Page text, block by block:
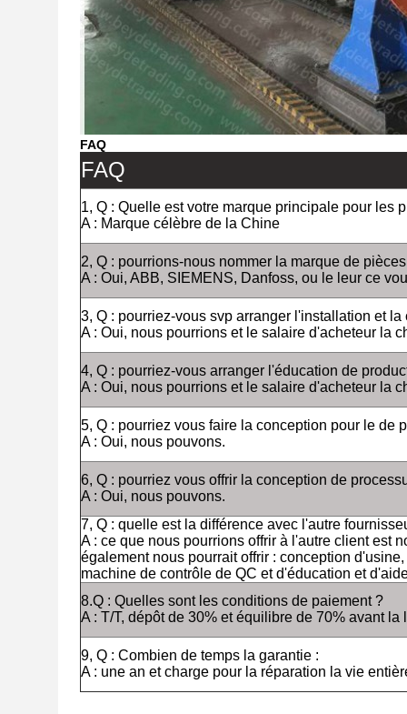
FAQ
FAQ
1, Q : Quelle est votre marque principale pour les
A : Marque célèbre de la Chine
2, Q : pourrions-nous nommer la marque de
A : Oui, ABB, SIEMENS, Danfoss, ou le leur ce
3, Q : pourriez-vous svp arranger l'installation et la
A : Oui, nous pourrions et le salaire d'acheteur la
4, Q : pourriez-vous arranger l'éducation de
A : Oui, nous pourrions et le salaire d'acheteur la
5, Q : pourriez vous faire la conception pour le de
A : Oui, nous pouvons.
6, Q : pourriez vous offrir la conception de
A : Oui, nous pouvons.
7, Q : quelle est la différence avec l'autre
A : ce que nous pourrions offrir à l'autre client est
également nous pourrait offrir : conception
machine de contrôle de QC et d'éducation et
8.Q : Quelles sont les conditions de paiement ?
A : T/T, dépôt de 30% et équilibre de 70% avant la
9, Q : Combien de temps la garantie :
A : une an et charge pour la réparation la vie